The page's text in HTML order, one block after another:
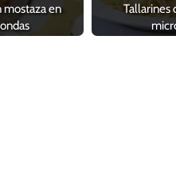
mostaza en
Tallarines